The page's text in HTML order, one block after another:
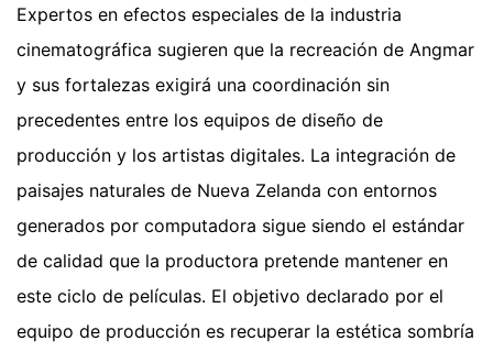
Expertos en efectos especiales de la industria
cinematográfica sugieren que la recreación de Angmar
y sus fortalezas exigirá una coordinación sin
precedentes entre los equipos de diseño de
producción y los artistas digitales. La integración de
paisajes naturales de Nueva Zelanda con entornos
generados por computadora sigue siendo el estándar
de calidad que la productora pretende mantener en
este ciclo de películas. El objetivo declarado por el
equipo de producción es recuperar la estética sombría